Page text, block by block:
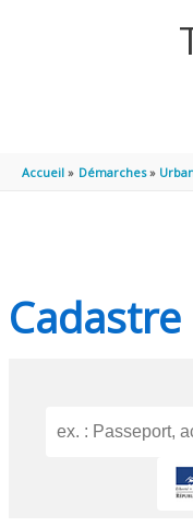
Accueil Démarches
Cadastre